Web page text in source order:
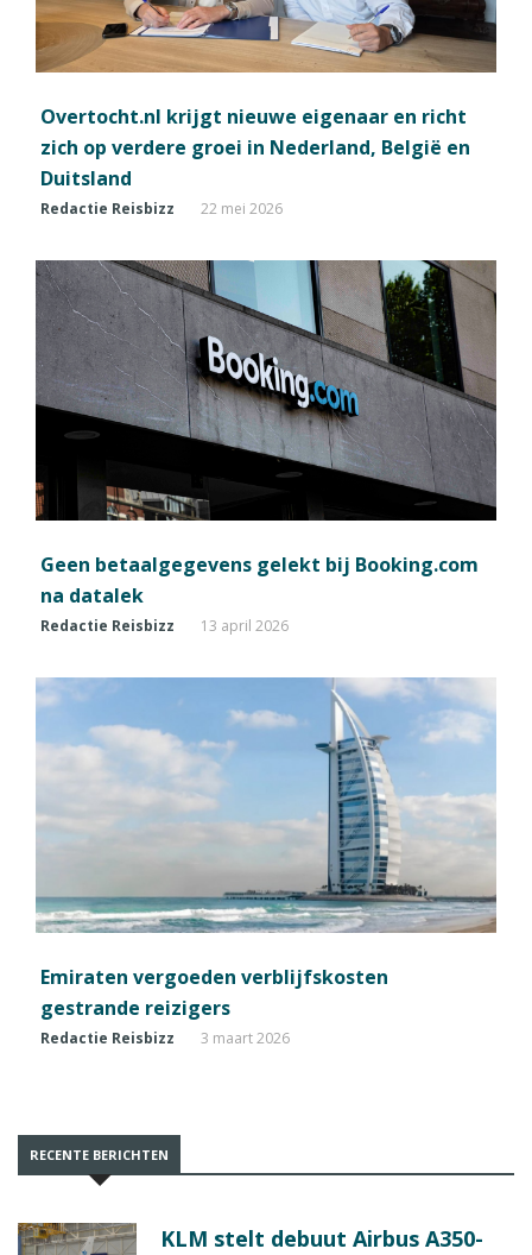
Overtocht.nl krijgt nieuwe eigenaar en richt
zich op verdere groei in Nederland, België en
Duitsland
Redactie Reisbizz 22 mei 2026
Geen betaalgegevens gelekt bij Booking.com
na datalek
Redactie Reisbizz 13 april 2026
Emiraten vergoeden verblijfskosten
gestrande reizigers
Redactie Reisbizz 3 maart 2026
RECENTE BERICHTEN
KLM stelt debuut Airbus A350-